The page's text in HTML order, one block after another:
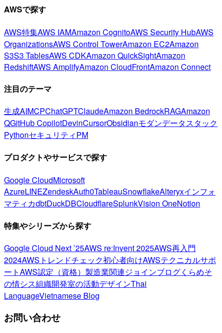
AWSで探す
AWS特集AWS IAMAmazon CognitoAWS Security HubAWS
OrganizationsAWS Control TowerAmazon EC2Amazon
S3S3 TablesAWS CDKAmazon QuickSightAmazon
RedshiftAWS AmplifyAmazon CloudFrontAmazon Connect
注目のテーマ
生成AIMCPChatGPTClaudeAmazon BedrockRAGAmazon
QGitHub CopilotDevinCursorObsidianモダンデータスタック
PythonセキュリティPM
プロダクトやサービスで探す
Google CloudMicrosoft
AzureLINEZendeskAuth0TableauSnowflakeAlteryxインフォ
マティカdbtDuckDBCloudflareSplunkVision OneNotion
特集やシリーズから探す
Google Cloud Next ’25AWS re:Invent 2025AWS再入門
2024AWSトレンドチェック初心者向けAWSテクニカルサポ
ートAWS認定（資格） 製造業関連ジョインブログくらめそ
の情シス組織開発室の活動デザインThai
LanguageVietnamese Blog
お問い合わせ